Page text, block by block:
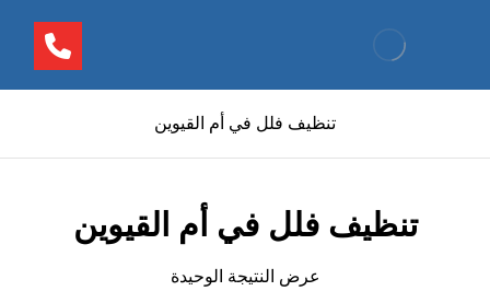
تنظيف فلل في أم القيوين
تنظيف فلل في أم القيوين
عرض النتيجة الوحيدة